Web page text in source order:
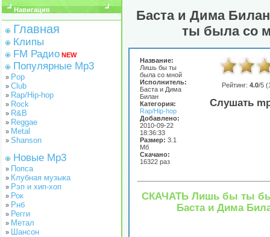
Навигация
Главная
Клипы
FM Радио NEW
Популярные Mp3
» Pop
» Club
» Rap/Hip-hop
» Rock
» R&B
» Reggae
» Metal
» Shanson
Новые Mp3
» Попса
» Клубная музыка
» Рэп и хип-хоп
» Рок
» Рнб
» Регги
» Метал
» Шансон
Баста и Дима
ты была со
Название:
Лишь бы ты
была со мной
Исполнитель:
Баста и Дима
Билан
Категория:
Rap/Hip-hop
Добавлено:
2010-09-22
18:36:33
Размер: 3.1
Мб
Скачано:
16322 раз
Рейтинг: 4.0/5 (
Слушать
СКАЧАТЬ Лишь бы ты
Баста и Дима